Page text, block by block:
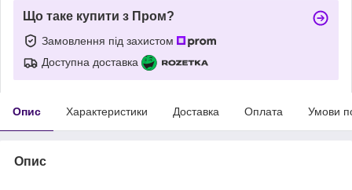
Що таке купити з Пром?
Замовлення під захистом
Доступна доставка
Опис Характеристики Доставка Оплата Умови
Опис